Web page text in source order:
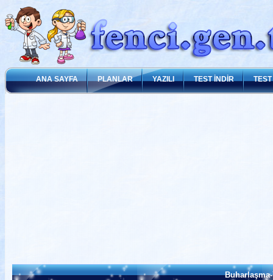
ANA SAYFA PLANLAR YAZILI TEST İNDİR